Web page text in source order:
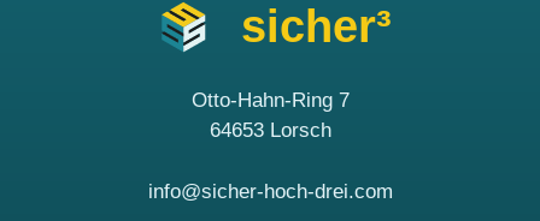
sicher³
Otto-Hahn-Ring 7
64653 Lorsch
info@sicher-hoch-drei.com